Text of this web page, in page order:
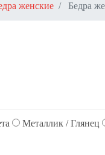
женские Бедра
Металлик / Глянец